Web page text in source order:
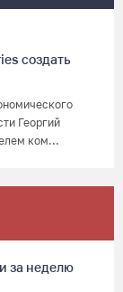
создать
Георгий
ком...
за неделю